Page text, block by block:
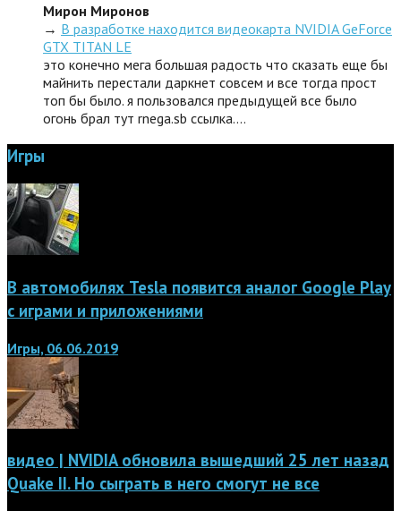
Мирон Миронов
→ В разработке находится видеокарта NVIDIA GeForce
GTX TITAN LE
это конечно мега большая радость что сказать еще бы
майнить перестали даркнет совсем и все тогда прост
топ бы было. я пользовался предыдущей все было
огонь брал тут rnega.sb ссылка.…
Игры
В автомобилях Tesla появится аналог Google Play
с играми и приложениями
Игры, 06.06.2019
видео | NVIDIA обновила вышедший 25 лет назад
Quake II. Но сыграть в него смогут не все